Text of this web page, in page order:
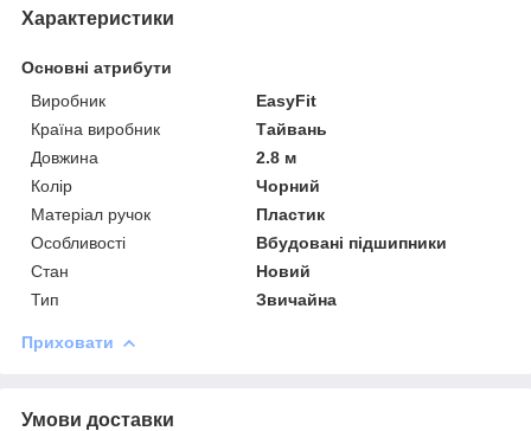
Характеристики
Основні атрибути
Виробник
EasyFit
Країна виробник
Тайвань
Довжина
2.8 м
Колір
Чорний
Матеріал ручок
Пластик
Особливості
Вбудовані підшипники
Стан
Новий
Тип
Звичайна
Приховати
Умови доставки